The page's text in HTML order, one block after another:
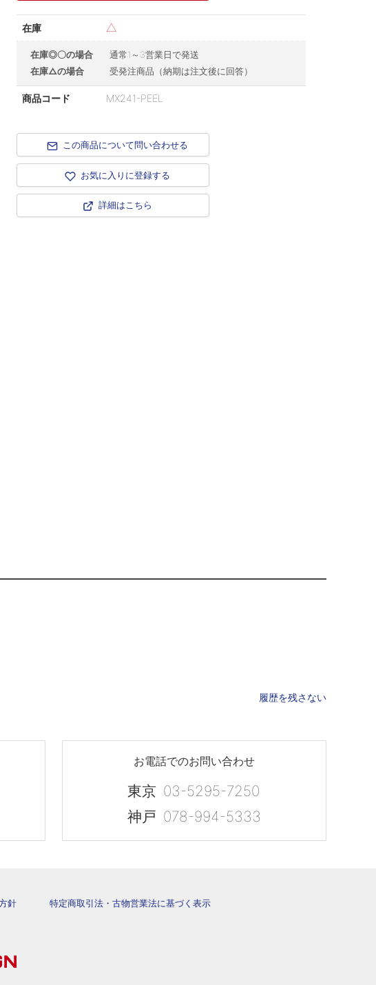
商品コード MX241-PEEL
在庫◎〇の場合
通常1～3営業日で発送
在庫△の場合
受発注商品（納期は注文後に回答）
在庫 △
この商品について問い合わせる
お気に入りに登録する
詳細はこちら
履歴を残さない
お電話でのお問い合わせ
東京 03-5295-7250
神戸 078-994-5333
針 特定商取引法・古物営業法に基づく表示